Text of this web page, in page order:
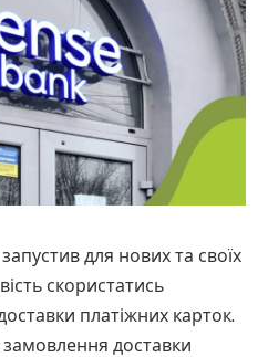
для нових та своїх
скористатись
платіжних карток.
доставки